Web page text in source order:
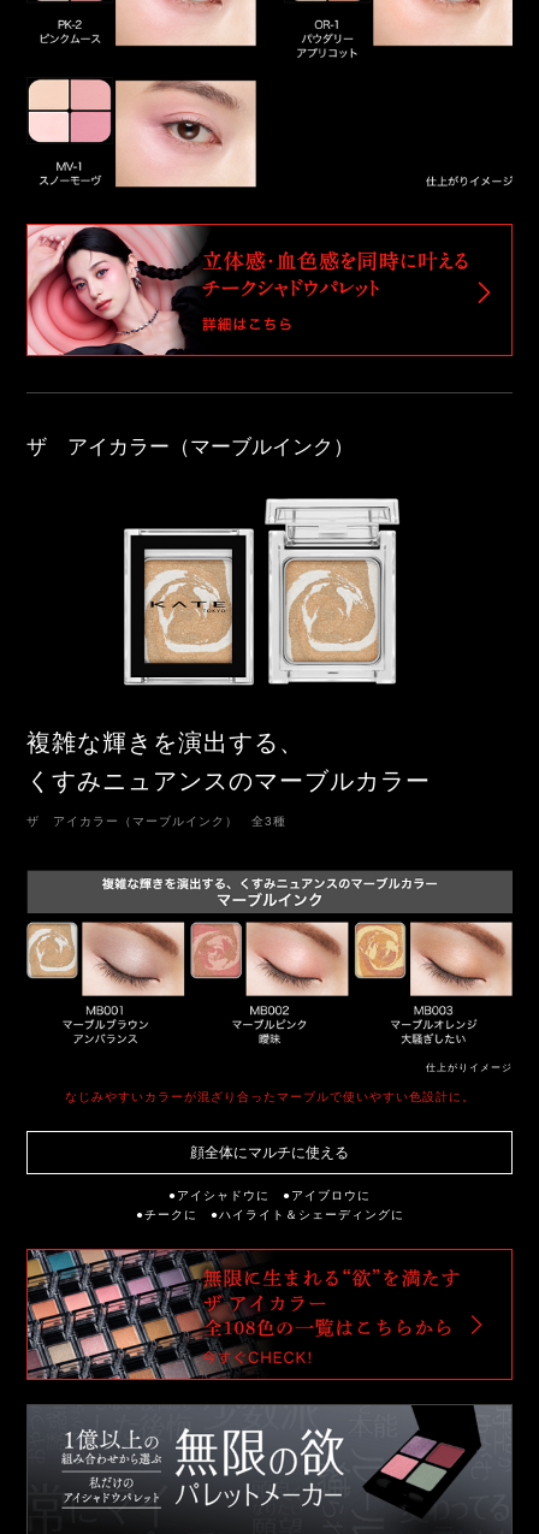
ザ アイカラー（マーブルインク）
複雑な輝きを演出する、
くすみニュアンスのマーブルカラー
ザ アイカラー（マーブルインク） 全3種
仕上がりイメージ
なじみやすいカラーが混ざり合ったマーブルで使いやすい色設計に。
顔全体にマルチに使える
●アイシャドウに ●アイブロウに
●チークに ●ハイライト＆シェーディングに